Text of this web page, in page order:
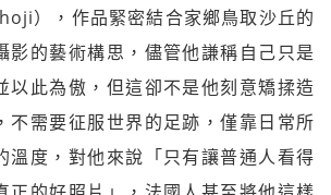
），作品緊密結合家鄉鳥取沙丘的
影的藝術構思，儘管他謙稱自己只是
以此為傲，但這卻不是他刻意矯揉造
不需要征服世界的足跡，僅靠日常所
溫度，對他來說「只有讓普通人看得